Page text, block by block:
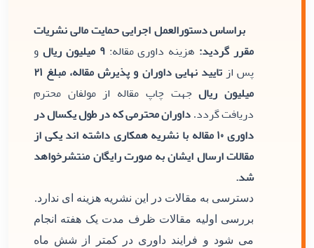
براساس دستورالعمل اجرایی حمایت مالی نشریات
مقرر گردید: هزینه داوری مقاله:۹ میلیون ریال
و
پس از
تایید نهایی داوران و پذیرش مقاله، مبلغ ۲۱
میلیون ریالجهت چاپ مقاله از مولفان محترم
دریافت گردد. داوران محترمی که در طول یکسال در
داوری ۱۰ مقاله با نشریه همکاری داشته اند یکی از
مقالات ارسال ایشان به صورت رایگان منتشرخواهد
شد.
دسترسی به مقالات در این نشریه هزینه ای ندارد.
بررسی اولیه مقالات ظرف مدت یک هفته انجام
می شود و فرایند داوری در کمتر از شش ماه